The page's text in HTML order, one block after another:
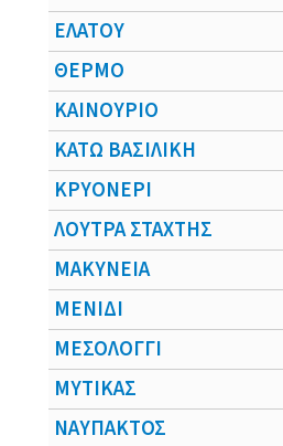
ΕΛΑΤΟΥ
ΘΕΡΜΟ
ΚΑΙΝΟΥΡΙΟ
ΚΑΤΩ ΒΑΣΙΛΙΚΗ
ΚΡΥΟΝΕΡΙ
ΛΟΥΤΡΑ ΣΤΑΧΤΗΣ
ΜΑΚΥΝΕΙΑ
ΜΕΝΙΔΙ
ΜΕΣΟΛΟΓΓΙ
ΜΥΤΙΚΑΣ
ΝΑΥΠΑΚΤΟΣ